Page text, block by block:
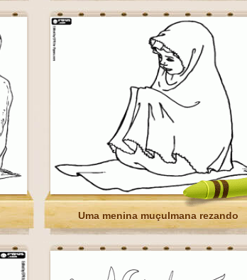
Uma menina muçulmana rezando